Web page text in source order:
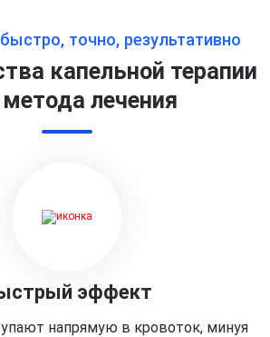
точно, результативно
капельной терапии
лечения
эффект
напрямую в кровоток, минуя